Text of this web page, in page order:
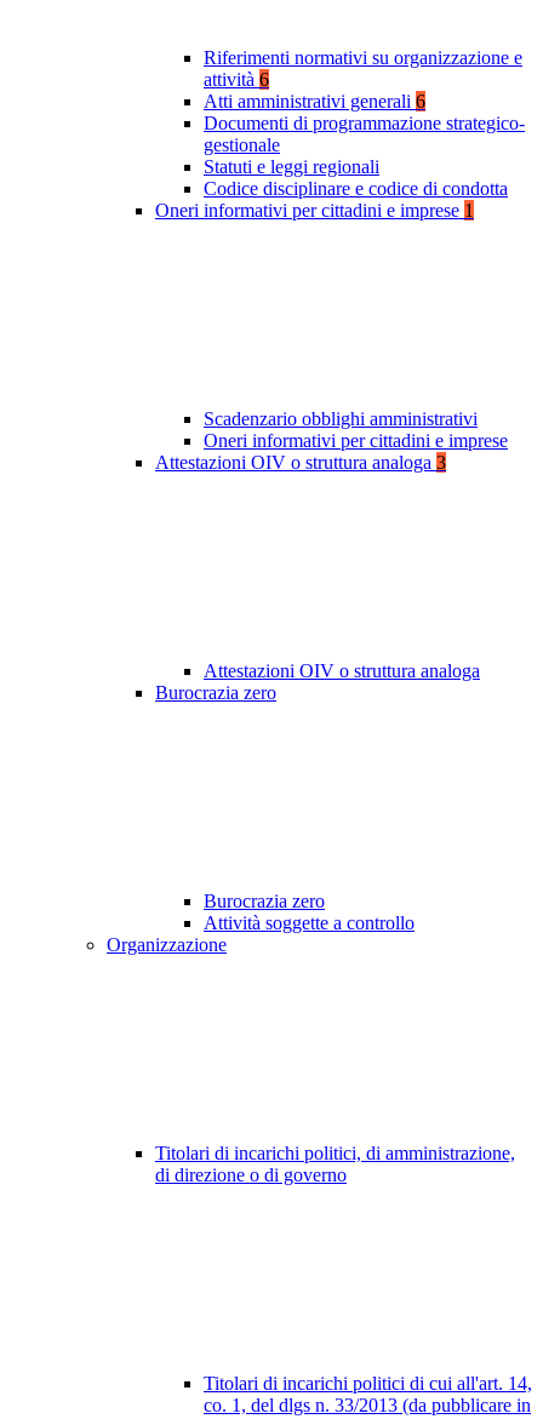
Riferimenti normativi su organizzazione e
attività 6
Atti amministrativi generali 6
Documenti di programmazione strategico-
gestionale
Statuti e leggi regionali
Codice disciplinare e codice di condotta
Oneri informativi per cittadini e imprese 1
Scadenzario obblighi amministrativi
Oneri informativi per cittadini e imprese
Attestazioni OIV o struttura analoga 3
Attestazioni OIV o struttura analoga
Burocrazia zero
Burocrazia zero
Attività soggette a controllo
Organizzazione
Titolari di incarichi politici, di amministrazione,
di direzione o di governo
Titolari di incarichi politici di cui all'art. 14,
co. 1, del dlgs n. 33/2013 (da pubblicare in